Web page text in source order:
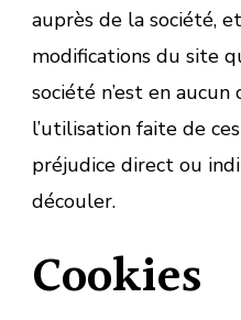
auprès de la société,
modifications du site
société n’est en
l’utilisation faite de
préjudice direct ou
découler.
Cookies